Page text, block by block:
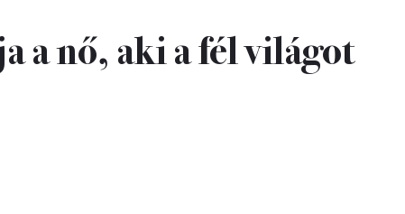
a nő, aki a fél világot